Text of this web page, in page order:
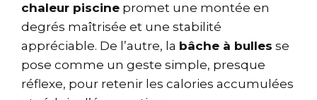
chaleur piscine promet une montée en
degrés maîtrisée et une stabilité
appréciable. De l’autre, la bâche à bulles se
pose comme un geste simple, presque
réflexe, pour retenir les calories accumulées